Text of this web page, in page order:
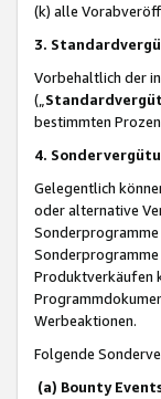
(k) alle
3.
Vorbehaltlich der
(„
bestimmten
4.
Gelegentlich
oder alternative
Produktverkäufen
Werbeaktionen.
Folgende
(a) Bounty